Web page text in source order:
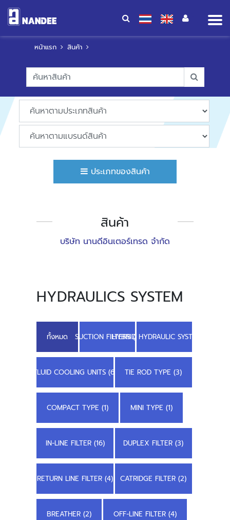
หน้าแรก สินค้า
ประเภทของสินค้า
สินค้า
บริษัท นานดีอินเตอร์เทรด จำกัด
HYDRAULICS SYSTEM
ทั้งหมด SUCTION FILTERS (1)HYBRID HYDRAULIC SYSTEMS (5)
FLUID COOLING UNITS (6) TIE ROD TYPE (3)
COMPACT TYPE (1) MINI TYPE (1)
IN-LINE FILTER (16) DUPLEX FILTER (3)
RETURN LINE FILTER (4) CATRIDGE FILTER (2)
BREATHER (2) OFF-LINE FILTER (4)